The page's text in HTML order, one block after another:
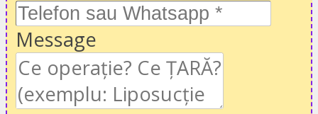
Message